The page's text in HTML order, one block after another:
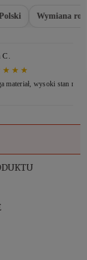
Wymiana
C.
materiał, wysoki stan robi